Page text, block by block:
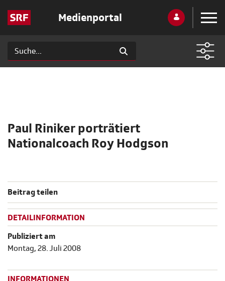
Medienportal
Paul Riniker porträtiert
Nationalcoach Roy Hodgson
Beitrag teilen
DETAILINFORMATION
Publiziert am
Montag, 28. Juli 2008